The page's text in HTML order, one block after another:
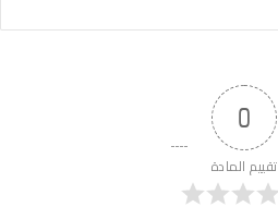
0
تقييم المادة